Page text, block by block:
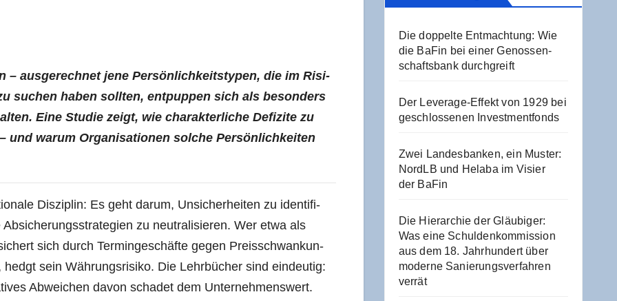
– aus­ge­rech­net jene Per­sön­lich­keits­ty­pen, die im Risi­
suchen haben soll­ten, ent­pup­pen sich als beson­ders
Eine Stu­die zeigt, wie cha­rak­ter­li­che Defi­zi­te zu
und war­um Orga­ni­sa­tio­nen sol­che Per­sön­lich­kei­ten
Dis­zi­plin: Es geht dar­um, Unsi­cher­hei­ten zu iden­ti­fi­
zu neu­tra­li­sie­ren. Wer etwa als
sich durch Ter­min­ge­schäf­te gegen Preis­schwan­kun­
sein Wäh­rungs­ri­si­ko. Die Lehr­bü­cher sind ein­deu­tig:
Abwei­chen davon scha­det dem Unternehmenswert.
Die dop­pel­te Ent­mach­tung: Wie
die BaFin bei einer Genos­sen­
schafts­bank durchgreift
Der Levera­ge-Effekt von 1929 bei
geschlos­se­nen Investmentfonds
Zwei Lan­des­ban­ken, ein Mus­ter:
NordLB und Hela­ba im Visier
der BaFin
Die Hier­ar­chie der Gläu­bi­ger:
Was eine Schul­den­kom­mis­si­on
aus dem 18. Jahr­hun­dert über
moder­ne Sanie­rungs­ver­fah­ren
verrät